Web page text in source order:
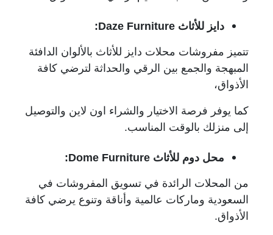
دايز للأثاث Daze Furniture
:
تتميز مفروشات محلات دايز للأثاث بالألوان الدافئة
المبهجة والجمع بين الرقي والحداثة لترضي كافة
الأذواق،
كما يوفر فرصة الاختيار والشراء اون لاين والتوصيل
إلى منزلك بالوقت المناسب.
محل دوم للأثاث Dome Furniture
:
من المحلات الرائدة في تسويق المفروشات في
السعودية وماركات عالمية وأناقة وتنوع يرضي كافة
الأذواق.